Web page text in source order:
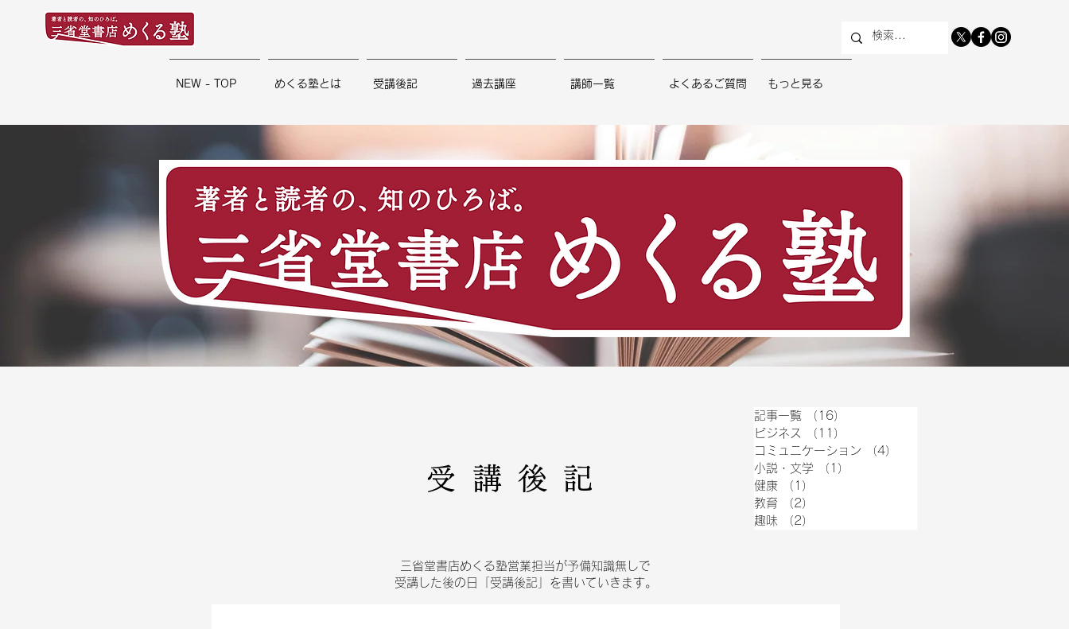
NEW - TOP めくる塾とは 受講後記 過去講座 講師一覧 よくあるご質問 もっと見る
記事一覧 （16）
ビジネス
（11）
コミュニケーション
（4）
小説・文学
（1）
健康
（1）
教育
（2）
趣味
（2）
受講後記
三省堂書店めくる塾営業担当が予備知識無しで
受講した後の日「受講後記」を書いていきます。